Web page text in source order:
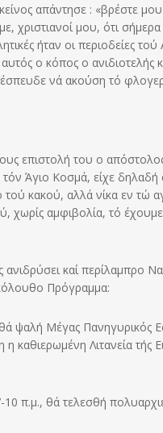
απάντησε : «βρέστε
χριστιανοί μου, ότι
ήταν οι περιοδείες
ο κόπος ο ανιδιοτελής
νά ακούση τό
επιστολή του ο
Άγιο Κοσμά, είχε δηλαδή
κακού, αλλά νίκα εν τώ
χωρίς αμφιβολία, τό
καί περίλαμπρο
Πρόγραμμα:
ψαλή Μέγας Πανηγυρικός
Λιτανεία τής
π.μ., θά τελεσθή